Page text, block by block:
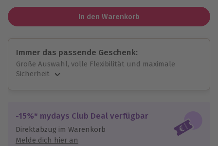
In den Warenkorb
Immer das passende Geschenk:
Große Auswahl, volle Flexibilität und maximale
Sicherheit
Jeder Gutschein für alle Erlebnisse einlösbar.
Maximale Sicherheit
10 Jahre gültig & verlängerbar.
-15%* mydays Club Deal verfügbar
Direktabzug im Warenkorb
Melde dich hier an